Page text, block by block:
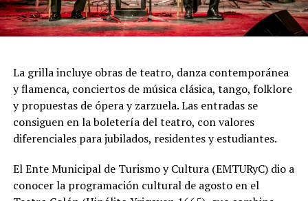
todas las generaciones. Y que quienes ya vivieron una de
nuestras funciones tengan ganas de volver, porque cada
función hay meses de ensayo y un enorme trabajo en
equipo para emocionar y sorprender al
público", expresa Emmanuel Marín.
distinguida con los Premios Estrella de Mar 2024 y
2026 como Mejor Espectáculo de Danza y con el Premio
La grilla incluye obras de teatro, danza contemporánea
y flamenca, conciertos de música clásica, tango, folklore
y propuestas de ópera y zarzuela. Las entradas se
consiguen en la boletería del teatro, con valores
diferenciales para jubilados, residentes y estudiantes.
El Ente Municipal de Turismo y Cultura (EMTURyC) dio a
conocer la programación cultural de agosto en el